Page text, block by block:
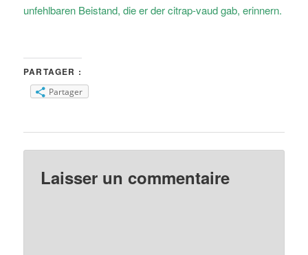
unfehlbaren Beistand, die er der citrap-vaud gab, erinnern.
PARTAGER :
Partager
Laisser un commentaire